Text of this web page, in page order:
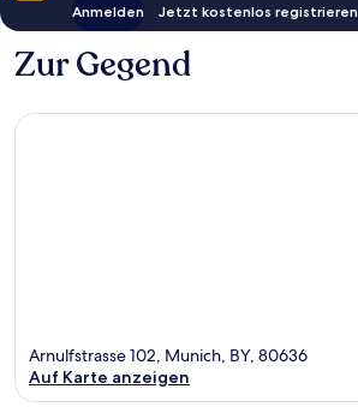
Anmelden Jetzt kostenlos registrieren
Zur Gegend
Arnulfstrasse 102, Munich, BY, 80636
Auf Karte anzeigen